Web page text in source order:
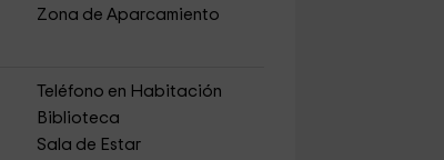
Zona de Aparcamiento
Teléfono en Habitación
Biblioteca
Sala de Estar